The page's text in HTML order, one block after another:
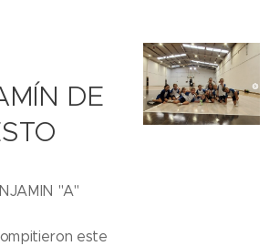
DE
"A"
este